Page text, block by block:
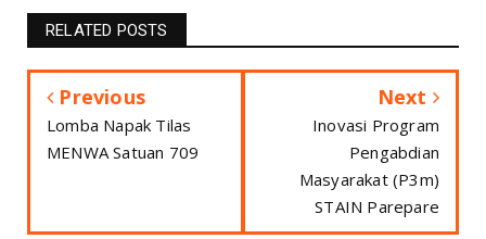
RELATED POSTS
Previous
Lomba Napak Tilas
MENWA Satuan 709
Next
Inovasi Program
Pengabdian
Masyarakat (P3m)
STAIN Parepare